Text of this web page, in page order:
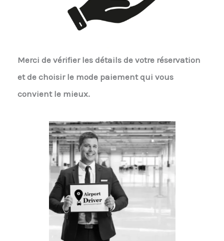
Merci de vérifier les détails de votre réservation
et de choisir le mode paiement qui vous
convient le mieux.